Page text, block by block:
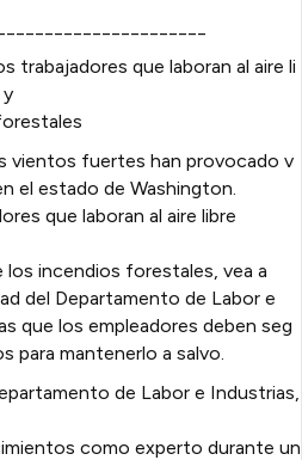
trabajadores que laboran al aire li
y
vientos fuertes han provocado v
el estado de Washington.
que laboran al aire libre
incendios forestales, vea a
del Departamento de Labor e
que los empleadores deben seg
para mantenerlo a salvo.
de Labor e Industrias,
como experto durante un